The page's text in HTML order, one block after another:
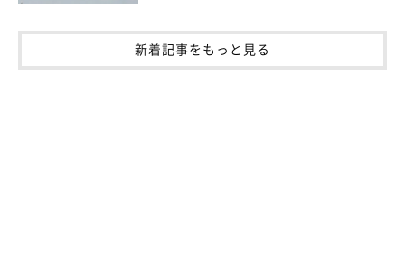
「なんか息苦しいなと思ったら、鼻と口に思いっきり手押し付けられてた今
日の昼寝。」
新着記事をもっと見る